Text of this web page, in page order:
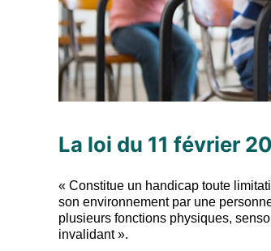
La loi du 11 février
« Constitue un handicap toute
son environnement par une
plusieurs fonctions physiques,
invalidant ».